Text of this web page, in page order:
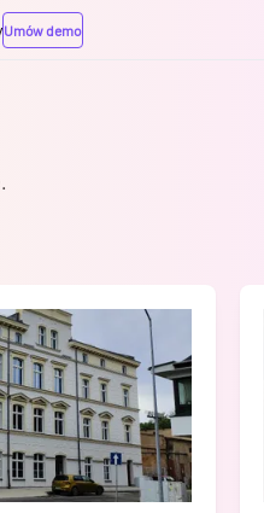
Umów demo